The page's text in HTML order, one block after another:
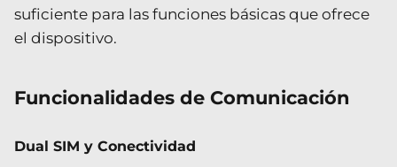
suficiente para las funciones básicas que ofrece
el dispositivo.
Funcionalidades de Comunicación
Dual SIM y Conectividad